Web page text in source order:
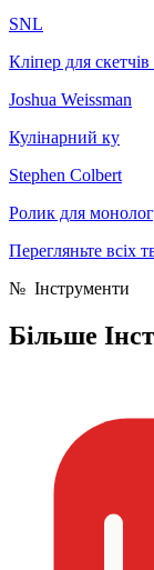
SNL
Кліпер для
Joshua Weissman
Кулінарний ку
Stephen Colbert
Ролик для
Перегляньте всіх
№ Інструменти
Більше